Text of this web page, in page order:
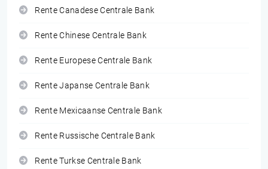
Rente Canadese Centrale Bank
Rente Chinese Centrale Bank
Rente Europese Centrale Bank
Rente Japanse Centrale Bank
Rente Mexicaanse Centrale Bank
Rente Russische Centrale Bank
Rente Turkse Centrale Bank